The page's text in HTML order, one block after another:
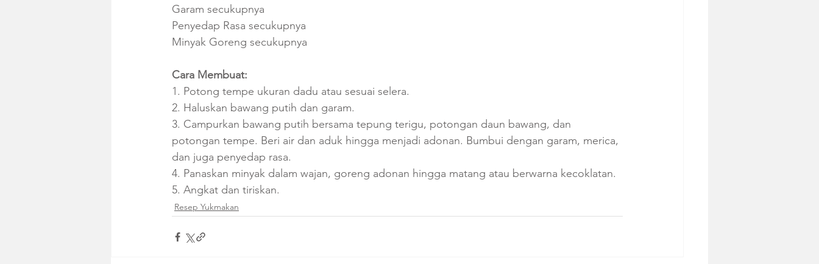
Garam secukupnya
Penyedap Rasa secukupnya
Minyak Goreng secukupnya
Cara Membuat:
1. Potong tempe ukuran dadu atau sesuai selera.
2. Haluskan bawang putih dan garam.
3. Campurkan bawang putih bersama tepung terigu, potongan daun bawang, dan
potongan tempe. Beri air dan aduk hingga menjadi adonan. Bumbui dengan garam, merica,
dan juga penyedap rasa.
4. Panaskan minyak dalam wajan, goreng adonan hingga matang atau berwarna kecoklatan.
5. Angkat dan tiriskan.
Resep Yukmakan